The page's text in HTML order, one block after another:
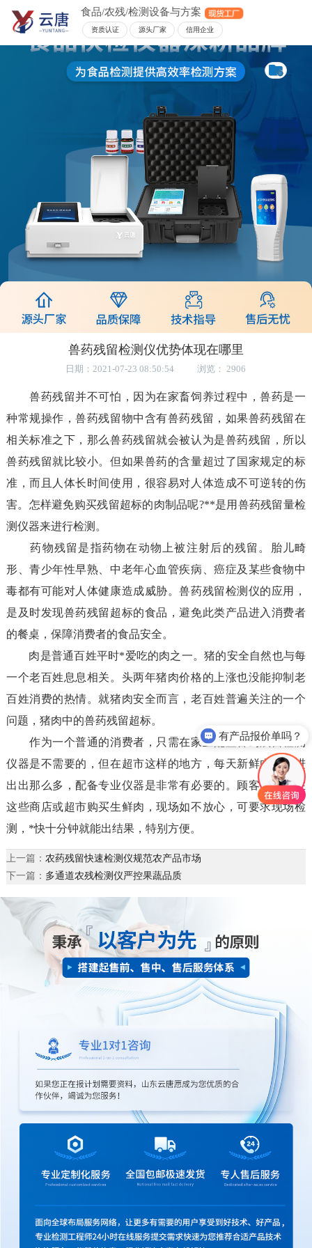
食品/农残/检测设备与方案
资质认证 源头厂家 信用企业
兽药残留检测仪优势体现在哪里
日期：2021-07-23 08:50:54 浏览： 2906
兽药残留并不可怕，因为在家畜饲养过程中，兽药是一
种常规操作，兽药残留物中含有兽药残留，如果兽药残留在
相关标准之下，那么兽药残留就会被认为是兽药残留，所以
兽药残留就比较小。但如果兽药的含量超过了国家规定的标
准，而且人体长时间使用，很容易对人体造成不可逆转的伤
害。怎样避免购买残留超标的肉制品呢?**是用兽药残留量检
测仪器来进行检测。
药物残留是指药物在动物上被注射后的残留。胎儿畸
形、青少年性早熟、中老年心血管疾病、癌症及某些食物中
毒都有可能对人体健康造成威胁。兽药残留检测仪的应用，
是及时发现兽药残留超标的食品，避免此类产品进入消费者
的餐桌，保障消费者的食品安全。
肉是普通百姓平时*爱吃的肉之一。猪的安全自然也与每
一个老百姓息息相关。头两年猪肉价格的上涨也没能抑制老
百姓消费的热情。就猪肉安全而言，老百姓普遍关注的一个
问题，猪肉中的兽药残留超标。
作为一个普通的消费者，只需在家里配置兽药残留检测
仪器是不需要的，但在超市这样的地方，每天新鲜肉类进进
出出那么多，配备专业仪器是非常有必要的。顾客可选择在
这些商店或超市购买生鲜肉，现场如不放心，可要求现场检
测，*快十分钟就能出结果，特别方便。
上一篇： 农药残留快速检测仪规范农产品市场
下一篇： 多通道农残检测仪严控果蔬品质
有产品报价单吗？